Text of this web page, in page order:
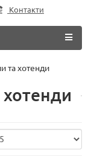
Контакти
та хотенди
хотенди